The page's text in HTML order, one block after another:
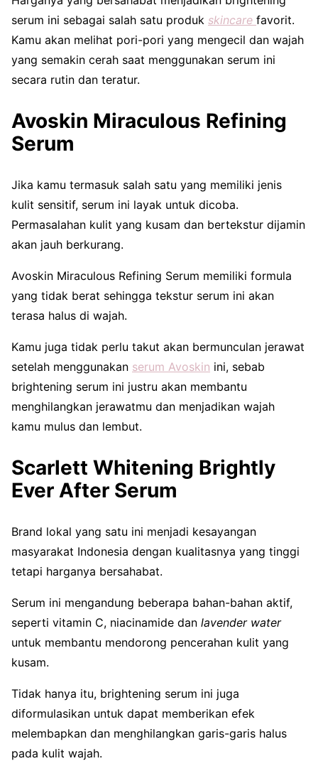
serum ini sebagai salah satu produk skincare favorit.
Kamu akan melihat pori-pori yang mengecil dan wajah
yang semakin cerah saat menggunakan serum ini
secara rutin dan teratur.
Avoskin Miraculous Refining
Serum
Jika kamu termasuk salah satu yang memiliki jenis
kulit sensitif, serum ini layak untuk dicoba.
Permasalahan kulit yang kusam dan bertekstur dijamin
akan jauh berkurang.
Avoskin Miraculous Refining Serum memiliki formula
yang tidak berat sehingga tekstur serum ini akan
terasa halus di wajah.
Kamu juga tidak perlu takut akan bermunculan jerawat
setelah menggunakan serum Avoskin ini, sebab
brightening serum ini justru akan membantu
menghilangkan jerawatmu dan menjadikan wajah
kamu mulus dan lembut.
Scarlett Whitening Brightly
Ever After Serum
Brand lokal yang satu ini menjadi kesayangan
masyarakat Indonesia dengan kualitasnya yang tinggi
tetapi harganya bersahabat.
Serum ini mengandung beberapa bahan-bahan aktif,
seperti vitamin C, niacinamide dan lavender water
untuk membantu mendorong pencerahan kulit yang
kusam.
Tidak hanya itu, brightening serum ini juga
diformulasikan untuk dapat memberikan efek
melembapkan dan menghilangkan garis-garis halus
pada kulit wajah.